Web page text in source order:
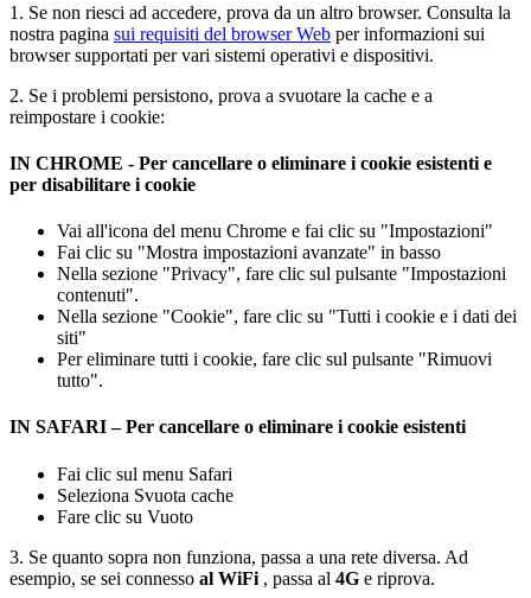
1 . Se non riesci ad accedere, prova da un altro browser. Consulta la
nostra pagina sui requisiti del browser Web per informazioni sui
browser supportati per vari sistemi operativi e dispositivi.
2. Se i problemi persistono, prova a svuotare la cache e a
reimpostare i cookie:
IN CHROME - Per cancellare o eliminare i cookie esistenti e
per disabilitare i cookie
Vai all'icona del menu Chrome e fai clic su "Impostazioni"
Fai clic su "Mostra impostazioni avanzate" in basso
Nella sezione "Privacy", fare clic sul pulsante "Impostazioni
contenuti".
Nella sezione "Cookie", fare clic su "Tutti i cookie e i dati dei
siti"
Per eliminare tutti i cookie, fare clic sul pulsante "Rimuovi
tutto".
IN SAFARI – Per cancellare o eliminare i cookie esistenti
Fai clic sul menu Safari
Seleziona Svuota cache
Fare clic su Vuoto
3. Se quanto sopra non funziona, passa a una rete diversa. Ad
esempio, se sei connesso al WiFi , passa al 4G e riprova.